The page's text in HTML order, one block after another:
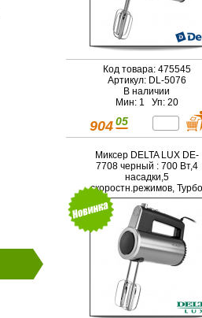
Код товара: 475545
Артикул: DL-5076
В наличии
Мин: 1 Уп: 20
904 05
Миксер DELTA LUX DE-
7708 черный : 700 Вт,4
насадки,5
скоростн.режимов, Турбо
(20)